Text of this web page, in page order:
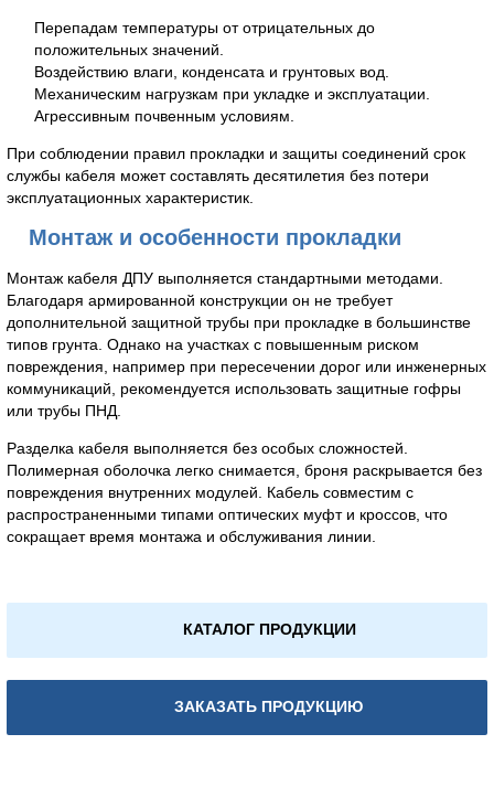
Перепадам температуры от отрицательных до
положительных значений.
Воздействию влаги, конденсата и грунтовых вод.
Механическим нагрузкам при укладке и эксплуатации.
Агрессивным почвенным условиям.
При соблюдении правил прокладки и защиты соединений срок
службы кабеля может составлять десятилетия без потери
эксплуатационных характеристик.
Монтаж и особенности прокладки
Монтаж кабеля ДПУ выполняется стандартными методами.
Благодаря армированной конструкции он не требует
дополнительной защитной трубы при прокладке в большинстве
типов грунта. Однако на участках с повышенным риском
повреждения, например при пересечении дорог или инженерных
коммуникаций, рекомендуется использовать защитные гофры
или трубы ПНД.
Разделка кабеля выполняется без особых сложностей.
Полимерная оболочка легко снимается, броня раскрывается без
повреждения внутренних модулей. Кабель совместим с
распространенными типами оптических муфт и кроссов, что
сокращает время монтажа и обслуживания линии.
КАТАЛОГ ПРОДУКЦИИ
ЗАКАЗАТЬ ПРОДУКЦИЮ